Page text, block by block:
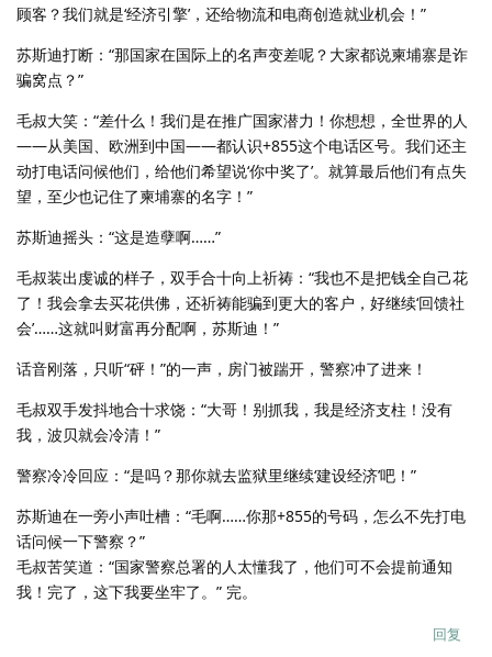
顾客？我们就是‘经济引擎’，还给物流和电商创造就业机会！”
苏斯迪打断：“那国家在国际上的名声变差呢？大家都说柬埔寨是诈
骗窝点？”
毛叔大笑：“差什么！我们是在推广国家潜力！你想想，全世界的人
——从美国、欧洲到中国——都认识+855这个电话区号。我们还主
动打电话问候他们，给他们希望说‘你中奖了’。就算最后他们有点失
望，至少也记住了柬埔寨的名字！”
苏斯迪摇头：“这是造孽啊……”
毛叔装出虔诚的样子，双手合十向上祈祷：“我也不是把钱全自己花
了！我会拿去买花供佛，还祈祷能骗到更大的客户，好继续‘回馈社
会’……这就叫财富再分配啊，苏斯迪！”
话音刚落，只听“砰！”的一声，房门被踹开，警察冲了进来！
毛叔双手发抖地合十求饶：“大哥！别抓我，我是经济支柱！没有
我，波贝就会冷清！”
警察冷冷回应：“是吗？那你就去监狱里继续‘建设经济’吧！”
苏斯迪在一旁小声吐槽：“毛啊……你那+855的号码，怎么不先打电
话问候一下警察？”
毛叔苦笑道：“国家警察总署的人太懂我了，他们可不会提前通知
我！完了，这下我要坐牢了。” 完。
回复